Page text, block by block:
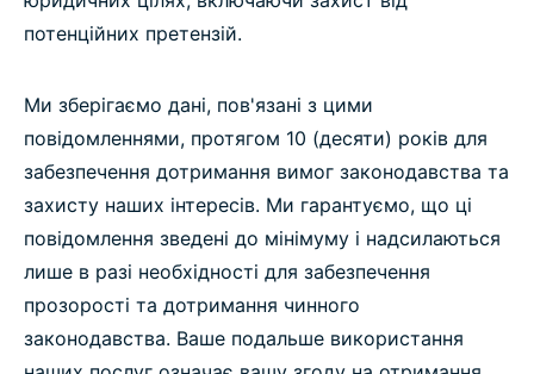
потенційних претензій.
Ми зберігаємо дані, пов'язані з цими
повідомленнями, протягом 10 (десяти) років для
забезпечення дотримання вимог законодавства та
захисту наших інтересів. Ми гарантуємо, що ці
повідомлення зведені до мінімуму і надсилаються
лише в разі необхідності для забезпечення
прозорості та дотримання чинного
законодавства. Ваше подальше використання